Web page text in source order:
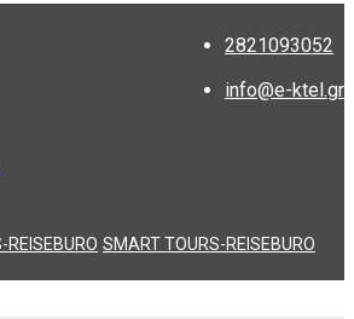
2821093052
info@e-ktel.gr
SMART TOURS-REISEBURO